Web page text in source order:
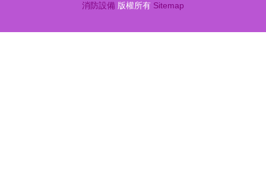
消防設備 版權所有 Sitemap